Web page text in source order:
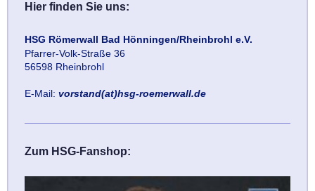
Hier finden Sie uns:
HSG Römerwall Bad Hönningen/Rheinbrohl e.V.
Pfarrer-Volk-Straße 36
56598 Rheinbrohl
E-Mail: vorstand(at)hsg-roemerwall.de
Zum HSG-Fanshop: